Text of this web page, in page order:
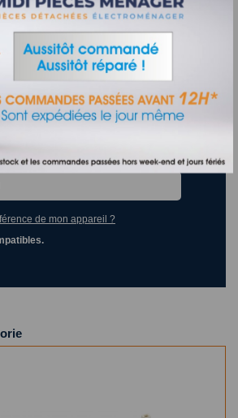
spécialiste de la pièce détachée électromenager et
france pour CASINO - CARREFOUR -
- BUT - BOULANGER - LEROY MERLIN -
ELECTRODEPOT - LECLERC ...
DC23 dyson 91600103
de votre appareil dans la liste
de mon appareil ?